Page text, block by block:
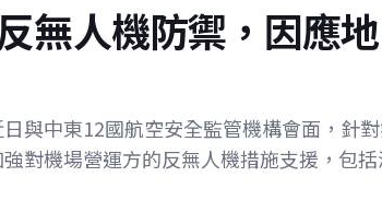
無人機防禦，因應地
與中東12國航空安全監管機構會面，針
對機場營運方的反無人機措施支援，包括